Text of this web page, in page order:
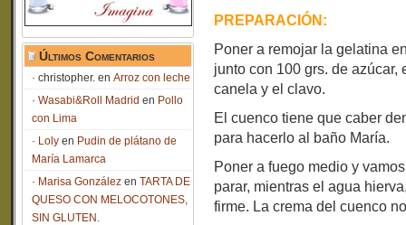
Últimos Comentarios
christopher. en Arroz con leche
Wasabi&Roll Madrid en Pollo
con Lima
Loly en Pudin de plátano de
María Lamarca
Marisa González en TARTA DE
QUESO CON MELOCOTONES,
SIN GLUTEN.
PREPARACIÓN:
Poner a remojar la gelatina
junto con 100 grs. de
canela y el clavo.
El cuenco tiene que caber
para hacerlo al baño María.
Poner a fuego medio y
parar, mientras el agua
firme. La crema del cuenco